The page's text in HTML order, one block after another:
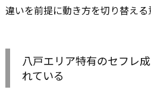
違いを前提に動き方を切り替える
八戸エリア特有のセフレ
れている